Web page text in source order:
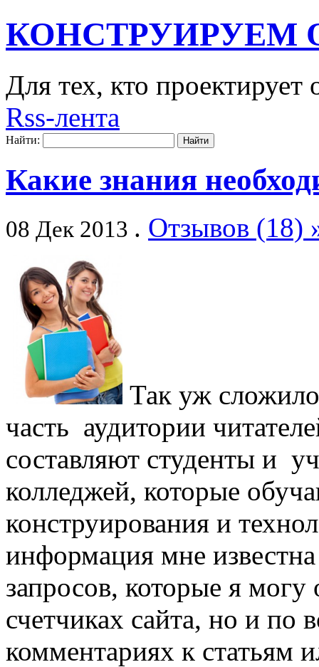
КОНСТРУИРУЕМ
Для тех, кто проектирует
Rss-лента
Найти:
Какие знания
08 Дек 2013 . Отзывов (18)
Так уж
часть аудитории
составляют студенты и
колледжей, которые
конструирования и
информация мне
запросов, которые я
счетчиках сайта, но и по
комментариях к статьям